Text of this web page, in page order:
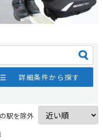
詳細条件から探す
駅を除外